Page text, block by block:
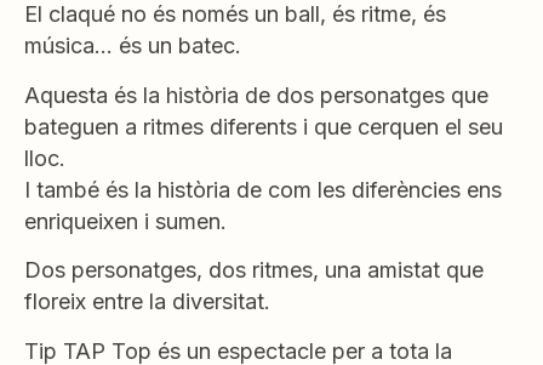
El claqué no és només un ball, és ritme, és
música… és un batec.
Aquesta és la història de dos personatges que
bateguen a ritmes diferents i que cerquen el seu
lloc.
I també és la història de com les diferències ens
enriqueixen i sumen.
Dos personatges, dos ritmes, una amistat que
floreix entre la diversitat.
Tip TAP Top és un espectacle per a tota la